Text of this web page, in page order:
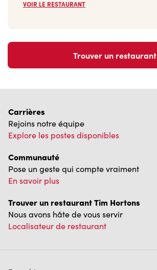
Trouver un restaurant
Rejoins notre équipe
Explore les postes disponibles
Communauté
Pose un geste qui compte vraiment
En savoir plus
Trouver un restaurant Tim Hortons
Nous avons hâte de vous servir
Localisateur de restaurant